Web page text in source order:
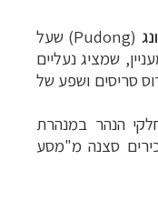
(
Pudong
) שעל
שמציג נעליים
סריסים ושפע של
הנהר במנהרת
סצנה מ"מסע